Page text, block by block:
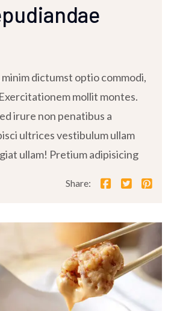
dictumst optio commodi,
mollit montes.
irure non penatibus a
ultrices vestibulum ullam
ullam! Pretium adipisicing
Share: